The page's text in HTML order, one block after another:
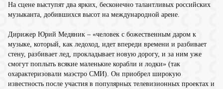
На сцене выступят два ярких, бесконечно талантливых российских
музыканта, добившихся высот на международной арене.
Дирижер Юрий Медяник – «человек с божественным даром к
музыке, который, как ледоход, идет впереди времени и разбивает
стену, разбивает лед, прокладывает новую дорогу, и за ним уже
смогут поплыть всякие маленькие корабли и лодки» (так
охарактеризовали маэстро СМИ). Он приобрел широкую
известность после участия в популярных телевизионных проектах и